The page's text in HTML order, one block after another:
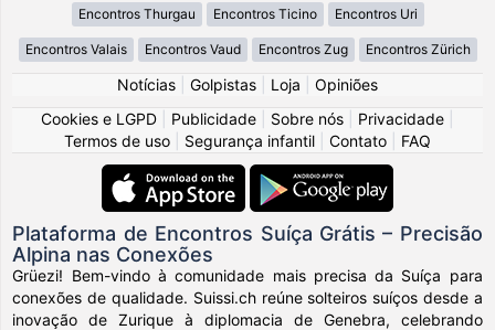
Encontros Thurgau Encontros Ticino Encontros Uri
Encontros Valais Encontros Vaud Encontros Zug Encontros Zürich
Notícias Golpistas Loja
Opiniões
Cookies e LGPD
Publicidade Sobre nós Privacidade
Termos de uso
Segurança infantil Contato FAQ
Plataforma de Encontros Suíça Grátis – Precisão
Alpina nas Conexões
Grüezi! Bem-vindo à comunidade mais precisa da Suíça para
conexões de qualidade. Suissi.ch reúne solteiros suíços desde a
inovação de Zurique à diplomacia de Genebra, celebrando